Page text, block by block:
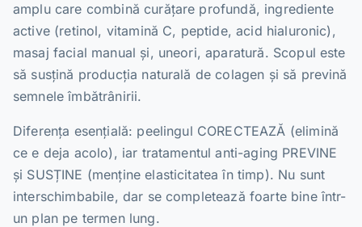
amplu care combină curățare profundă, ingrediente
active (retinol, vitamină C, peptide, acid hialuronic),
masaj facial manual și, uneori, aparatură. Scopul este
să susțină producția naturală de colagen și să prevină
semnele îmbătrânirii.
Diferența esențială: peelingul CORECTEAZĂ (elimină
ce e deja acolo), iar tratamentul anti-aging PREVINE
și SUSȚINE (menține elasticitatea în timp). Nu sunt
interschimbabile, dar se completează foarte bine într-
un plan pe termen lung.